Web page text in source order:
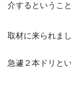
介するということ
取材に来られまし
急遽２本ドリと